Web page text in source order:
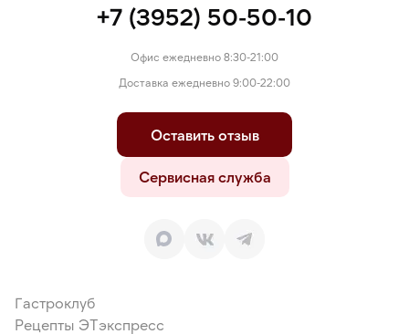
+7 (3952) 50-50-10
Офис ежедневно 8:30-21:00
Доставка ежедневно 9:00-22:00
Оставить отзыв
Сервисная служба
Гастроклуб
Рецепты ЭТэкспресс